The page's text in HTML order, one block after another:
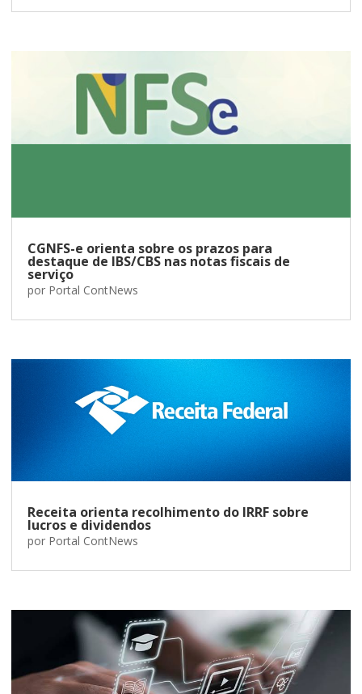
CGNFS-e orienta sobre os prazos para
destaque de IBS/CBS nas notas fiscais de
serviço
por Portal ContNews
Receita orienta recolhimento do IRRF sobre
lucros e dividendos
por Portal ContNews